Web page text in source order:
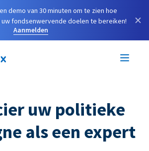
demo van 30 minuten om te zien hoe
uw fondsenwervende doelen te bereiken!
Aanmelden
×
uw politieke
als een expert